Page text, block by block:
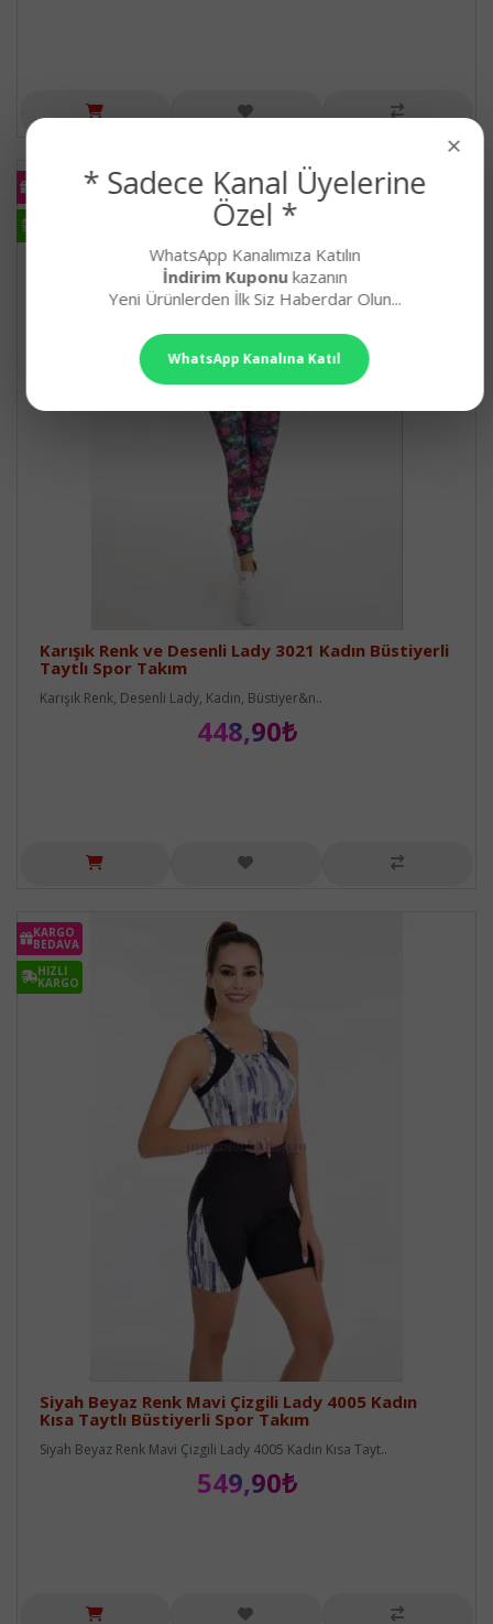
Karışık Renk ve Desenli Lady 3021 Kadın Büstiyerli
Taytlı Spor Takım
Karışık Renk, Desenli Lady, Kadın, Büstiyer&n..
448,90₺
KARGO
BEDAVA
HIZLI
KARGO
Siyah Beyaz Renk Mavi Çizgili Lady 4005 Kadın
Kısa Taytlı Büstiyerli Spor Takım
Siyah Beyaz Renk Mavi Çizgili Lady 4005 Kadın Kısa Tayt..
549,90₺
×
* Sadece Kanal Üyelerine
Özel *
WhatsApp Kanalımıza Katılın
İndirim Kuponukazanın
Yeni Ürünlerden İlk Siz Haberdar Olun...
WhatsApp Kanalına Katıl